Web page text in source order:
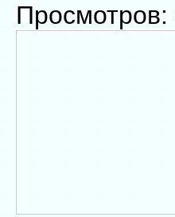
Просмотров: